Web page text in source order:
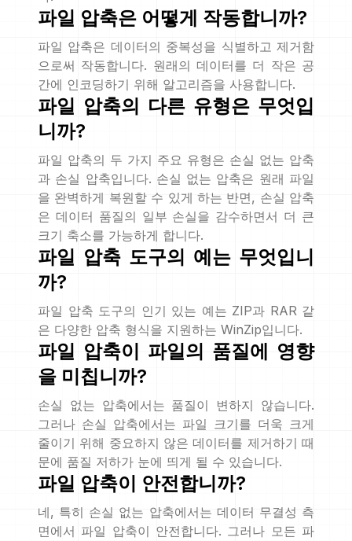
파일 압축은 어떻게 작동합니까?
파일 압축은 데이터의 중복성을 식별하고 제거함
으로써 작동합니다. 원래의 데이터를 더 작은 공
간에 인코딩하기 위해 알고리즘을 사용합니다.
파일 압축의 다른 유형은 무엇입
니까?
파일 압축의 두 가지 주요 유형은 손실 없는 압축
과 손실 압축입니다. 손실 없는 압축은 원래 파일
을 완벽하게 복원할 수 있게 하는 반면, 손실 압축
은 데이터 품질의 일부 손실을 감수하면서 더 큰
크기 축소를 가능하게 합니다.
파일 압축 도구의 예는 무엇입니
까?
파일 압축 도구의 인기 있는 예는 ZIP과 RAR 같
은 다양한 압축 형식을 지원하는 WinZip입니다.
파일 압축이 파일의 품질에 영향
을 미칩니까?
손실 없는 압축에서는 품질이 변하지 않습니다.
그러나 손실 압축에서는 파일 크기를 더욱 크게
줄이기 위해 중요하지 않은 데이터를 제거하기 때
문에 품질 저하가 눈에 띄게 될 수 있습니다.
파일 압축이 안전합니까?
네, 특히 손실 없는 압축에서는 데이터 무결성 측
면에서 파일 압축이 안전합니다. 그러나 모든 파